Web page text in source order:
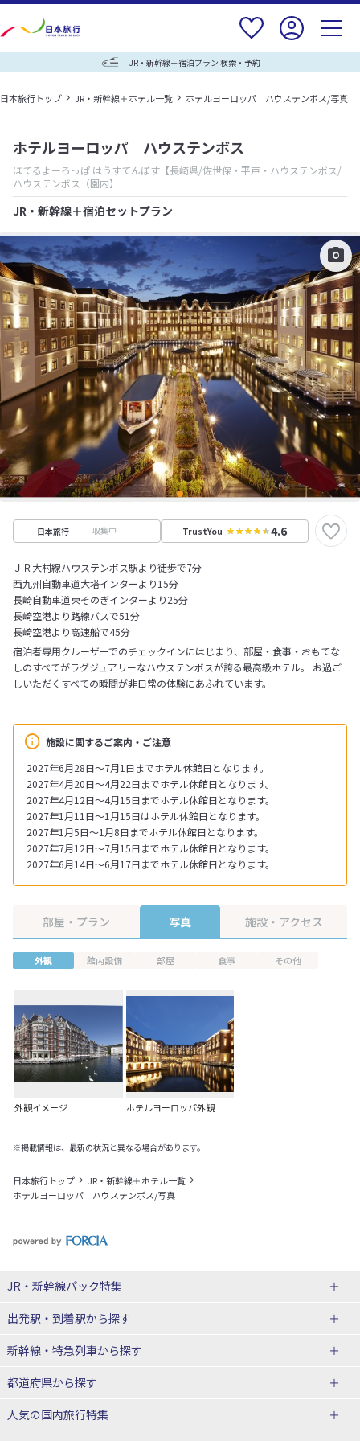
JR・新幹線＋宿泊プラン 検索・予約
日本旅行トップ JR・新幹線＋ホテル一覧 ホテルヨーロッパ ハウステンボス/写真
ホテルヨーロッパ ハウステンボス
ほてるよーろっぱ はうすてんぼす 【長崎県/佐世保・平戸・ハウステンボス/
ハウステンボス（園内】
JR・新幹線＋宿泊セットプラン
日本旅行 収集中 TrustYou 4.6
ＪＲ大村線ハウステンボス駅より徒歩で7分
西九州自動車道大塔インターより15分
長崎自動車道東そのぎインターより25分
長崎空港より路線バスで51分
長崎空港より高速船で45分
施設に関するご案内・ご注意
2027年6月28日～7月1日までホテル休館日となります。
2027年4月20日～4月22日までホテル休館日となります。
2027年4月12日～4月15日までホテル休館日となります。
2027年1月11日～1月15日はホテル休館日となります。
2027年1月5日～1月8日までホテル休館日となります。
2027年7月12日～7月15日までホテル休館日となります。
2027年6月14日～6月17日までホテル休館日となります。
宿泊者専用クルーザーでのチェックインにはじまり、部屋・食事・おもてな
しのすべてがラグジュアリーなハウステンボスが誇る最高級ホテル。 お過ご
しいただくすべての瞬間が非日常の体験にあふれています。
部屋・プラン 写真 施設・アクセス
外観 館内設備 部屋 食事 その他
外観イメージ ホテルヨーロッパ外観
※掲載情報は、最新の状況と異なる場合があります。
日本旅行トップ
JR・新幹線＋ホテル一覧
ホテルヨーロッパ ハウステンボス/写真
JR・新幹線パック特集
JR・新幹線＋ホテルパック
出張パック
出発駅・到着駅から探す
秋田⇔東京 新幹線パック
仙台→東京 新幹線パック
富山⇔東京 新幹線パック
新幹線・特急列車から探す
北海道新幹線 旅行
山形新幹線 旅行
都道府県から探す
人気の国内旅行特集